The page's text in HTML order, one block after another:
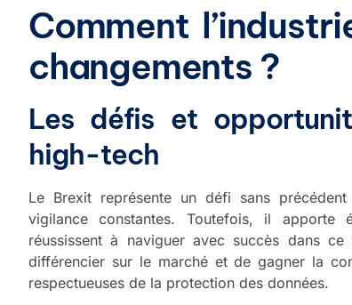
Comment
changements ?
Les défis et
high-tech
Le Brexit représente un défi sans
vigilance constantes. Toutefois, il apporte
réussissent à naviguer avec succès dans
différencier sur le marché et de gagner la
respectueuses de la protection des données.